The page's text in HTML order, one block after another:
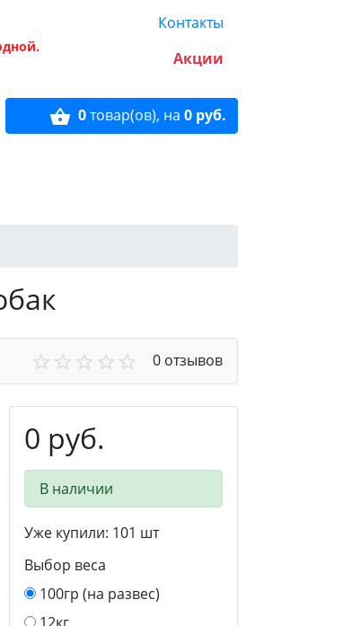
Контакты
Акции
0товар(ов), на 0 руб.
0 отзывов
0 руб.
В наличии
Уже купили: 101 шт
Выбор веса
100гр (на развес)